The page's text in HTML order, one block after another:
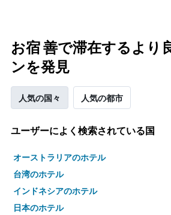
お宿 善で滞在するより
ンを発見
人気の国々 人気の都市
ユーザーによく検索されている国
オーストラリアのホテル
台湾のホテル
インドネシアのホテル
日本のホテル